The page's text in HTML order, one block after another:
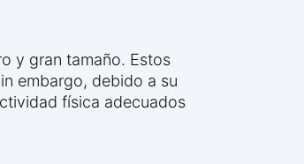
y gran tamaño. Estos
embargo, debido a su
física adecuados